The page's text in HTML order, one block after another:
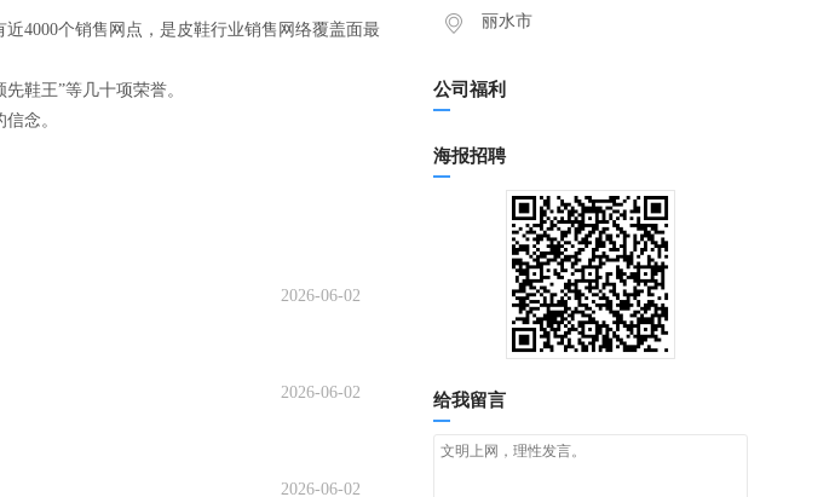
4000个销售网点，是皮鞋行业销售网络覆盖面最
鞋王”等几十项荣誉。
念。
2026-06-02
2026-06-02
2026-06-02
丽水市
公司福利
海报招聘
给我留言